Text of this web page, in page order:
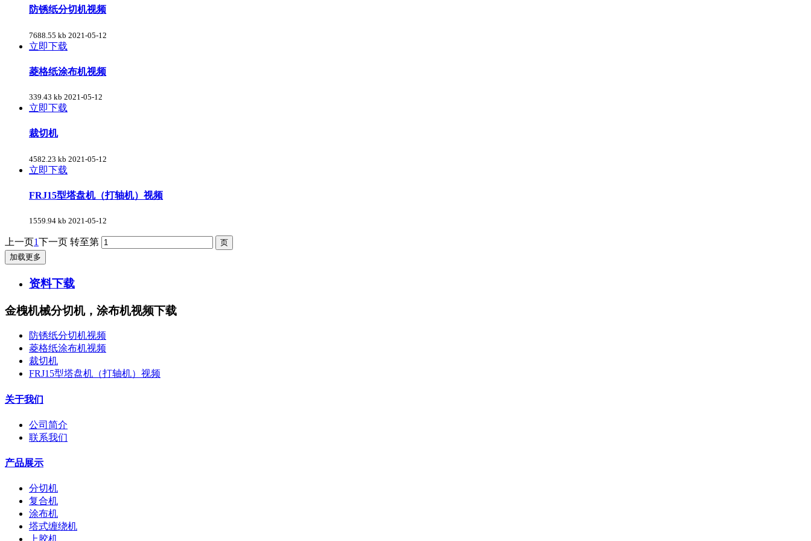
防锈纸分切机视频
7688.55 kb 2021-05-12
立即下载
菱格纸涂布机视频
339.43 kb 2021-05-12
立即下载
裁切机
4582.23 kb 2021-05-12
立即下载
FRJ15型塔盘机（打轴机）视频
1559.94 kb 2021-05-12
上一页1下一页 转至第
加载更多
资料下载
金槐机械分切机，涂布机视频下载
防锈纸分切机视频
菱格纸涂布机视频
裁切机
FRJ15型塔盘机（打轴机）视频
关于我们
公司简介
联系我们
产品展示
分切机
复合机
涂布机
塔式缠绕机